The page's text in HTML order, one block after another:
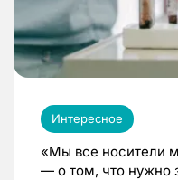
Интересное
«Мы все носители
— о том, что нужно